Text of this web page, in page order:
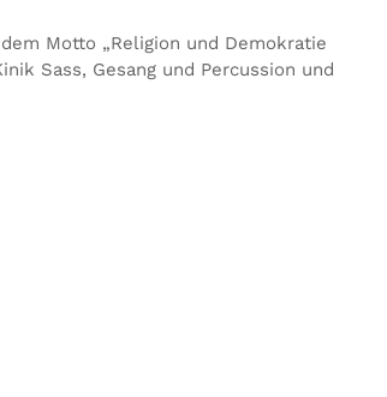
Motto „Religion und Demokratie
Sass, Gesang und Percussion und